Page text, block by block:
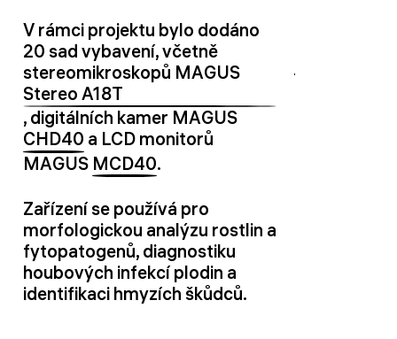
V rámci projektu bylo dodáno
20 sad vybavení, včetně
stereomikroskopů MAGUS
Stereo A18T
, digitálních kamer MAGUS
CHD40 a LCD monitorů
MAGUS MCD40.
Zařízení se používá pro
morfologickou analýzu rostlin a
fytopatogenů, diagnostiku
houbových infekcí plodin a
identifikaci hmyzích škůdců.